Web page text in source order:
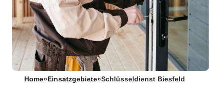
Home» Einsatzgebiete»Schlüsseldienst Biesfeld